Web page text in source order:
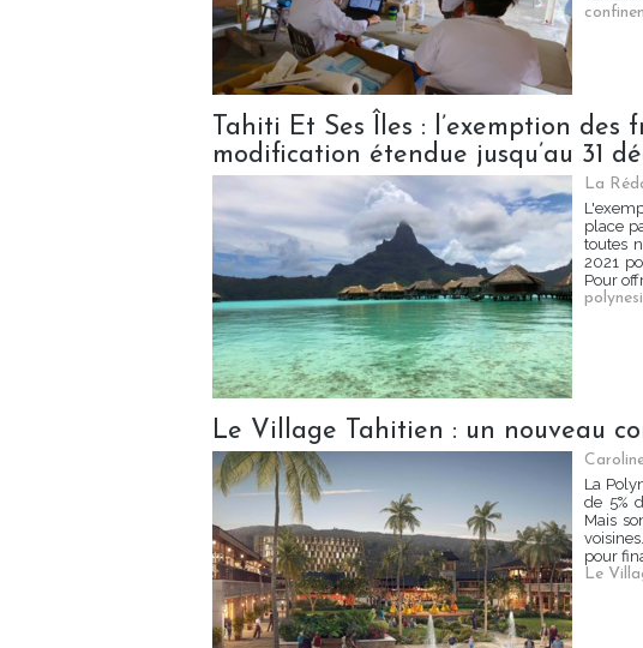
Tahiti Et Ses Îles : l’exemption des
modification étendue jusqu’au 31
La
place
toutes
2021
Pour
Le Village Tahitien : un nouveau
La
de 5%
Mais
pour
Le